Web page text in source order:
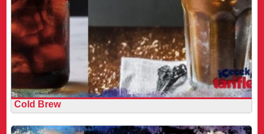
Cold Brew